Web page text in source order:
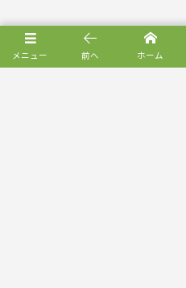
メニュー 前へ ホーム